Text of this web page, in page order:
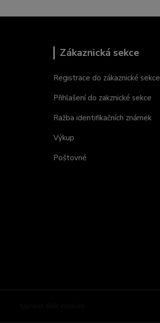
Zákaznická sekce
Registrace do zákaznické sekce
Přihlašení do zakznické sekce
Ražba identifikačních známek
Výkup
Poštovné